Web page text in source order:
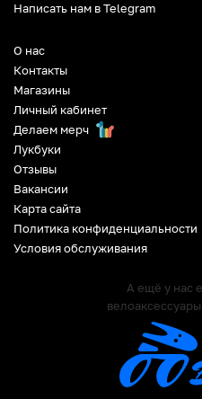
О нас
Контакты
Магазины
Личный кабинет
Делаем мерч
Лукбуки
Отзывы
Вакансии
Карта сайта
Политика конфиденциальности
Условия обслуживания
А ещё у нас
Написать нам в Telegram